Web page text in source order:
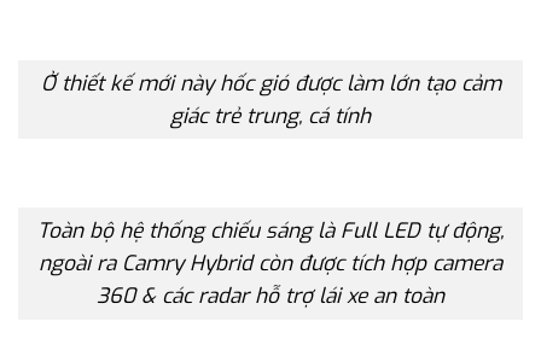
Ở thiết kế mới này hốc gió được làm lớn tạo cảm
giác trẻ trung, cá tính
Toàn bộ hệ thống chiếu sáng là Full LED tự động,
ngoài ra Camry Hybrid còn được tích hợp camera
360 & các radar hỗ trợ lái xe an toàn